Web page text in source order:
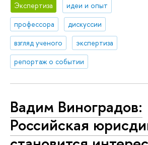
Экспертиза
идеи и опыт
профессора
дискуссии
взгляд ученого
экспертиза
репортаж о событии
Вадим Виноградов:
Российская